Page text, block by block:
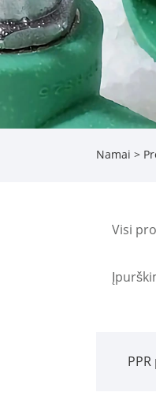
Namai >
Visi